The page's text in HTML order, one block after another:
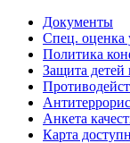
Документы
Спец. оценка
Политика
Защита детей
Анкета
Карта